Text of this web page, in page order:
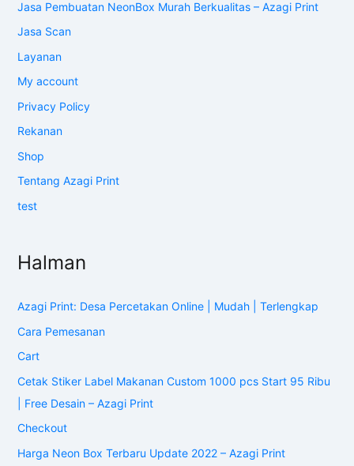
Jasa Pembuatan NeonBox Murah Berkualitas – Azagi Print
Jasa Scan
Layanan
My account
Privacy Policy
Rekanan
Shop
Tentang Azagi Print
test
Halman
Azagi Print: Desa Percetakan Online | Mudah | Terlengkap
Cara Pemesanan
Cart
Cetak Stiker Label Makanan Custom 1000 pcs Start 95 Ribu
| Free Desain – Azagi Print
Checkout
Harga Neon Box Terbaru Update 2022 – Azagi Print